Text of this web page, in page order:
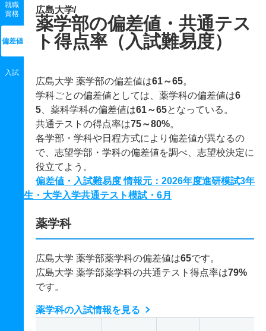
就職
資格
偏差値
入試
広島大学/
薬学部の偏差値・共通テス
ト得点率（入試難易度）
広島大学 薬学部の偏差値は61～65。
学科ごとの偏差値としては、薬学科の偏差値は6
5 、薬科学科の偏差値は61～65となっている。
共通テストの得点率は75～80%。
各学部・学科や日程方式により偏差値が異なるの
で、志望学部・学科の偏差値を調べ、志望校決定に
役立てよう。
偏差値・入試難易度 情報元：2026年度進研模試3年
生・大学入学共通テスト模試・6月
薬学科
広島大学 薬学部薬学科の偏差値は65です。
広島大学 薬学部薬学科の共通テスト得点率は79%
です。
薬学科の入試情報を見る